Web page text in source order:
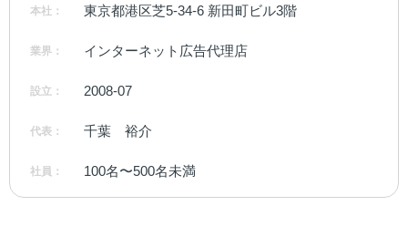
本社： 東京都港区芝5-34-6 新田町ビル3階
業界： インターネット広告代理店
設立： 2008-07
代表： 千葉　裕介
社員： 100名〜500名未満